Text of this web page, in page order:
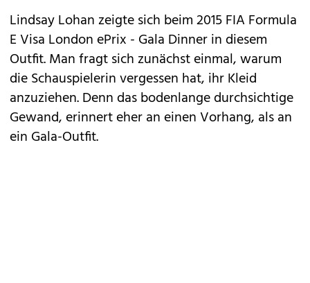
Lindsay Lohan zeigte sich beim 2015 FIA Formula
E Visa London ePrix - Gala Dinner in diesem
Outfit. Man fragt sich zunächst einmal, warum
die Schauspielerin vergessen hat, ihr Kleid
anzuziehen. Denn das bodenlange durchsichtige
Gewand, erinnert eher an einen Vorhang, als an
ein Gala-Outfit.